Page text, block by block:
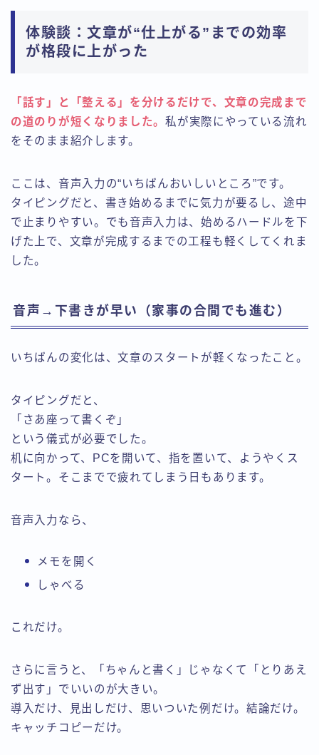
体験談：文章が“仕上がる”までの効率
が格段に上がった
「話す」と「整える」を分けるだけで、文章の完成まで
の道のりが短くなりました。私が実際にやっている流れ
をそのまま紹介します。
ここは、音声入力の“いちばんおいしいところ”です。
タイピングだと、書き始めるまでに気力が要るし、途中
で止まりやすい。でも音声入力は、始めるハードルを下
げた上で、文章が完成するまでの工程も軽くしてくれま
した。
音声→下書きが早い（家事の合間でも進む）
いちばんの変化は、文章のスタートが軽くなったこと。
タイピングだと、
「さあ座って書くぞ」
という儀式が必要でした。
机に向かって、PCを開いて、指を置いて、ようやくス
タート。そこまでで疲れてしまう日もあります。
音声入力なら、
メモを開く
しゃべる
これだけ。
さらに言うと、「ちゃんと書く」じゃなくて「とりあえ
ず出す」でいいのが大きい。
導入だけ、見出しだけ、思いついた例だけ。結論だけ。
キャッチコピーだけ。